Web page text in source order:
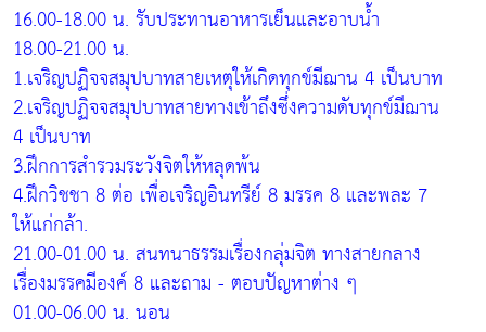
16.00-18.00 น. รับประทานอาหารเย็นและอาบน้ำ
18.00-21.00 น.
1.เจริญปฏิจจสมุปบาทสายเหตุให้เกิดทุกข์มีฌาน 4 เป็นบาท
2.เจริญปฏิจจสมุปบาทสายทางเข้าถึงซึ่งความดับทุกข์มีฌาน
4 เป็นบาท
3.ฝึกการสำรวมระวังจิตให้หลุดพ้น
4.ฝึกวิชชา 8 ต่อ เพื่อเจริญอินทรีย์ 8 มรรค 8 และพละ 7
ให้แก่กล้า.
21.00-01.00 น. สนทนาธรรมเรื่องกลุ่มจิต ทางสายกลาง
เรื่องมรรคมีองค์ 8 และถาม - ตอบปัญหาต่าง ๆ
01.00-06.00 น. นอน